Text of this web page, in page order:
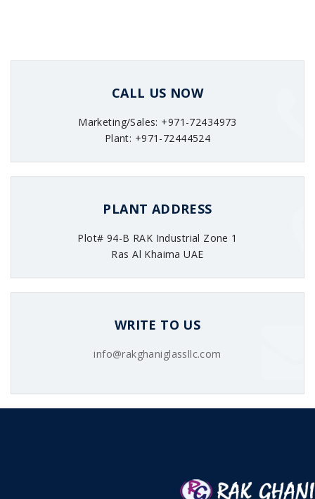
CALL US NOW
Marketing/Sales: +971-72434973
Plant: +971-72444524
PLANT ADDRESS
Plot# 94-B RAK Industrial Zone 1
Ras Al Khaima UAE
WRITE TO US
info@rakghaniglassllc.com